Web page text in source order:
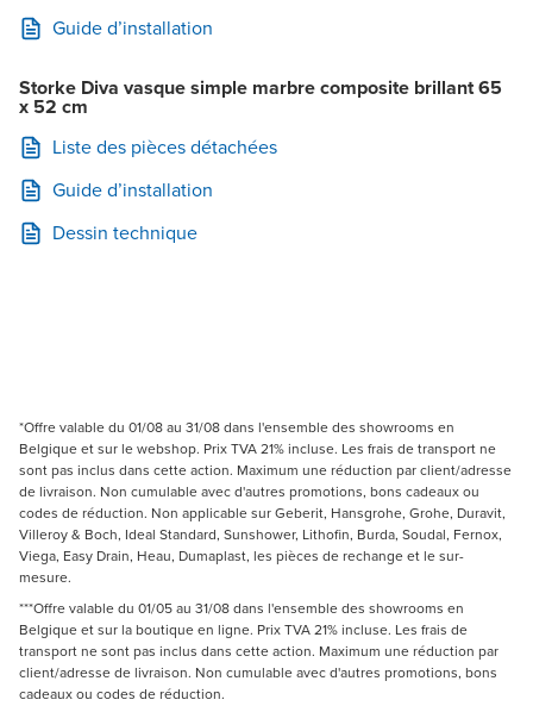
Guide d’installation
Storke Diva vasque simple marbre composite brillant 65
x 52 cm
Liste des pièces détachées
Guide d’installation
Dessin technique
*Offre valable du 01/08 au 31/08 dans l'ensemble des showrooms en
Belgique et sur le webshop. Prix TVA 21% incluse. Les frais de transport ne
sont pas inclus dans cette action. Maximum une réduction par client/adresse
de livraison. Non cumulable avec d'autres promotions, bons cadeaux ou
codes de réduction. Non applicable sur Geberit, Hansgrohe, Grohe, Duravit,
Villeroy & Boch, Ideal Standard, Sunshower, Lithofin, Burda, Soudal, Fernox,
Viega, Easy Drain, Heau, Dumaplast, les pièces de rechange et le sur-
mesure.
***Offre valable du 01/05 au 31/08 dans l'ensemble des showrooms en
Belgique et sur la boutique en ligne. Prix TVA 21% incluse. Les frais de
transport ne sont pas inclus dans cette action. Maximum une réduction par
client/adresse de livraison. Non cumulable avec d'autres promotions, bons
cadeaux ou codes de réduction.